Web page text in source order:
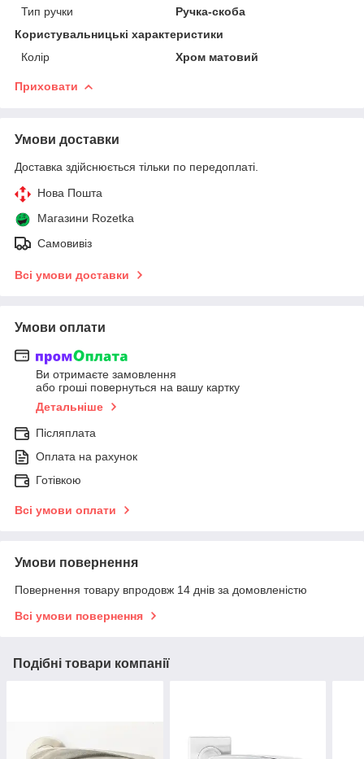
Тип ручки
Ручка-скоба
Користувальницькі характеристики
Колір
Хром матовий
Приховати
Умови доставки
Доставка здійснюється тільки по передоплаті.
Нова Пошта
Магазини Rozetka
Самовивіз
Всі умови доставки
Умови оплати
Ви отримаєте замовлення
або гроші повернуться на вашу картку
Детальніше
Післяплата
Оплата на рахунок
Готівкою
Всі умови оплати
Умови повернення
Повернення товару впродовж 14 днів за домовленістю
Всі умови повернення
Подібні товари компанії